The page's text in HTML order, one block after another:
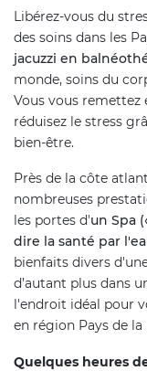
Libérez-vous du
des soins dans les
jacuzzi en
monde, soins du
Vous vous remettez
réduisez le stress
bien-être.
Près de la côte
nombreuses
les portes d'un Spa
dire la santé par
bienfaits divers
d’autant plus dans
l'endroit idéal pour
en région Pays de la
Quelques heures